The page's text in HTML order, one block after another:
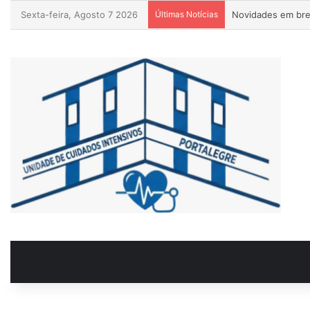
Sexta-feira, Agosto 7 2026 Últimas Notícias Novidades em